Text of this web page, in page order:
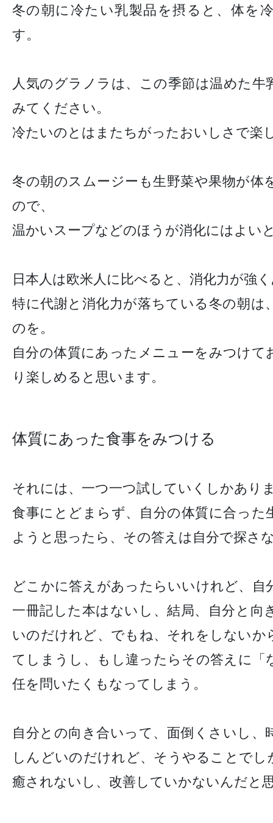
冬の朝に冷たい乳製品を摂ると、体を
す。
人気のグラノラは、この季節は温めた牛
みてください。
冷たいのとはまたちがったおいしさで楽
冬の朝のスムージーも生野菜や果物が体
ので、
温かいスープなどのほうが消化にはよい
日本人は欧米人に比べると、消化力が強
特に代謝と消化力が落ちている冬の朝は
のを。
自分の体質にあったメニューをみつけて
り楽しめると思います。
体質にあった食事をみつける
それには、一つ一つ試していくしかあり
食事にとどまらず、自分の体質に合った
ようと思ったら、その答えは自分で探さ
どこかに答えがあったらいいけれど、自
一冊記した本はないし、結局、自分と向
いのだけれど、でもね、それをしないか
てしまうし、もし違ったらその答えに「
任を問いたくもなってしまう。
自分との向き合いって、面倒くさいし、
しんどいのだけれど、そうやることでし
癒されないし、改善していかないんだと